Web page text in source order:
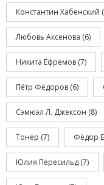
Константин Хабенский
Любовь Аксенова (6)
Никита Ефремов (7)
Пётр Фёдоров (6)
Сэмюэл Л. Джексон (8)
Тонер (7) Фёдор
Юлия Пересильд (7)